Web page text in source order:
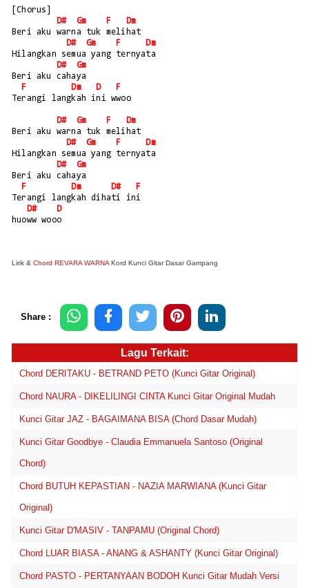
[Chorus]
D#
Gm F
Dm
Beri aku warna tuk melihat
D#
Gm F
Dm
Hilangkan semua yang ternyata
D#
Gm
Beri aku cahaya
F
Dm D
F
Terangi langkah ini wwoo
D# Gm F
Dm
Beri aku warna tuk melihat
D#
Gm F
Dm
Hilangkan semua yang ternyata
D#
Gm
Beri aku cahaya
F
Dm D#
F
Terangi langkah dihati ini
D#
D
huoww wooo
Lirik & Chord REVARA WARNA Kord Kunci Gitar Dasar Gampang
Share :
Lagu Terkait:
Chord DERITAKU - BETRAND PETO (Kunci Gitar Original)
Chord NAURA - DIKELILINGI CINTA Kunci Gitar Original Mudah
Kunci Gitar JAZ - BAGAIMANA BISA (Chord Dasar Mudah)
Kunci Gitar Goodbye - Claudia Emmanuela Santoso (Original
Chord)
Chord BUTUH KEPASTIAN - NAZIA MARWIANA (Kunci Gitar
Original)
Kunci Gitar D'MASIV - TANPAMU (Original Chord)
Chord LUAR BIASA - ANANG & ASHANTY (Kunci Gitar Original)
Chord PASTO - PERTANYAAN BODOH Kunci Gitar Mudah Versi